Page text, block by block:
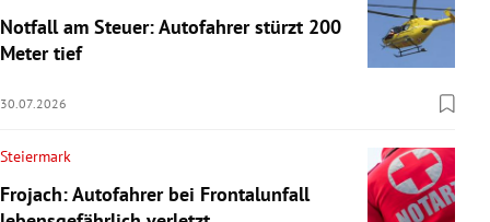
Notfall am Steuer: Autofahrer stürzt 200
Meter tief
30.07.2026
Steiermark
Frojach: Autofahrer bei Frontalunfall